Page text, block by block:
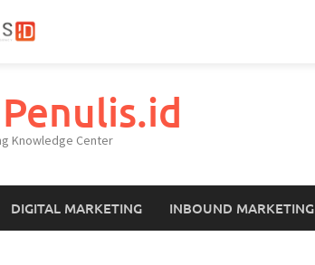
Knowledge Center
DIGITAL MARKETING INBOUND MARKETING